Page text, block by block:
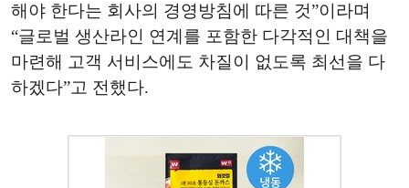
해야 한다는 회사의 경영방침에 따른 것”이라며
“글로벌 생산라인 연계를 포함한 다각적인 대책을
마련해 고객 서비스에도 차질이 없도록 최선을 다
하겠다”고 전했다.